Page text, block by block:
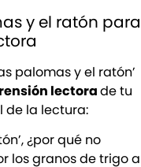
y el ratón para
palomas y el ratón’
lectorade tu
de la lectura:
¿por qué no
los granos de trigo a